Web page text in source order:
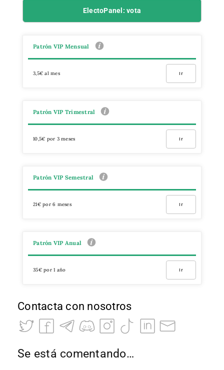
ElectoPanel: vota
Patrón VIP Mensual
3,5€ al mes Ir
Patrón VIP Trimestral
10,5€ por 3 meses Ir
Patrón VIP Semestral
21€ por 6 meses Ir
Patrón VIP Anual
35€ por 1 año Ir
Contacta con nosotros
Se está comentando…